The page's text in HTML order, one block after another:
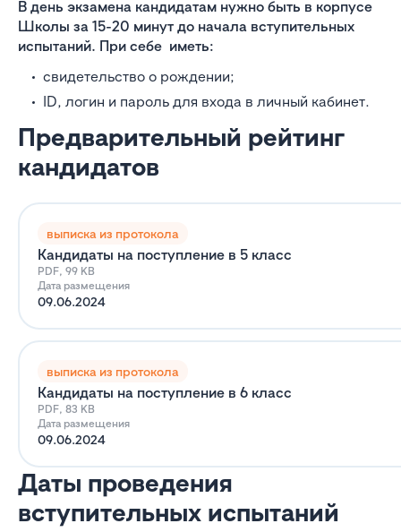
В день экзамена кандидатам нужно быть в корпусе
Школы за 15-20 минут до начала вступительных
испытаний. При себе иметь:
свидетельство о рождении;
ID, логин и пароль для входа в личный кабинет.
Предварительный рейтинг
кандидатов
выписка из протокола
Кандидаты на поступление в 5 класс
PDF, 99 KB
Дата размещения
09.06.2024
выписка из протокола
Кандидаты на поступление в 6 класс
PDF, 83 KB
Дата размещения
09.06.2024
Даты проведения
вступительных испытаний